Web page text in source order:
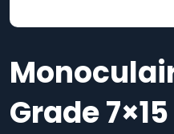
Grade 7×15